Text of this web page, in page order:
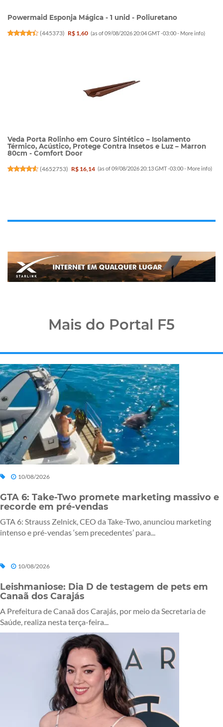
Powermaid Esponja Mágica - 1 unid - Poliuretano
(445373) R$ 1,60 (as of 09/08/2026 20:04 GMT -03:00 - More info)
Veda Porta Rolinho em Couro Sintético – Isolamento
Térmico, Acústico, Protege Contra Insetos e Luz – Marron
80cm - Comfort Door
(4652753) R$ 16,14 (as of 09/08/2026 20:13 GMT -03:00 - More info)
Mais do Portal F5
10/08/2026
GTA 6: Take-Two promete marketing massivo e
recorde em pré-vendas
GTA 6: Strauss Zelnick, CEO da Take-Two, anunciou marketing
intenso e pré-vendas ‘sem precedentes’ para...
10/08/2026
Leishmaniose: Dia D de testagem de pets em
Canaã dos Carajás
A Prefeitura de Canaã dos Carajás, por meio da Secretaria de
Saúde, realiza nesta terça-feira...